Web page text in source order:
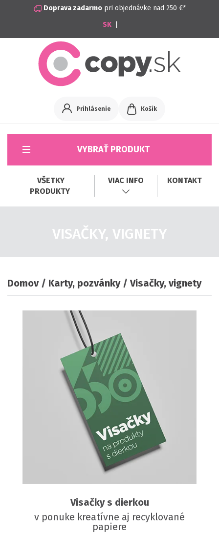
Doprava zadarmopri objednávke nad 250 €*
Prihlásenie Košík
VYBRAŤ PRODUKT
VŠETKY
PRODUKTY
VIAC INFO KONTAKT
VISAČKY, VIGNETY
Domov Karty, pozvánky Visačky, vignety
Visačky s dierkou
v ponuke kreatívne aj recyklované
papiere